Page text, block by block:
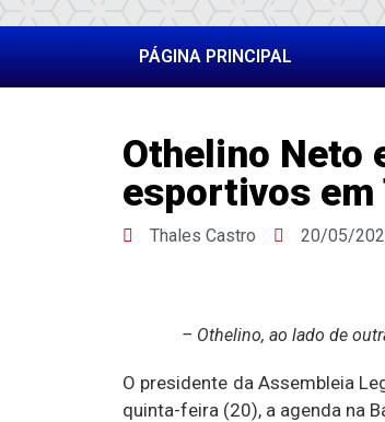
PÁGINA PRINCIPAL
Othelino Neto
esportivos
Thales Castro 20/05/
– Othelino, ao lado de
O presidente da Assembleia
quinta-feira (20), a agenda na